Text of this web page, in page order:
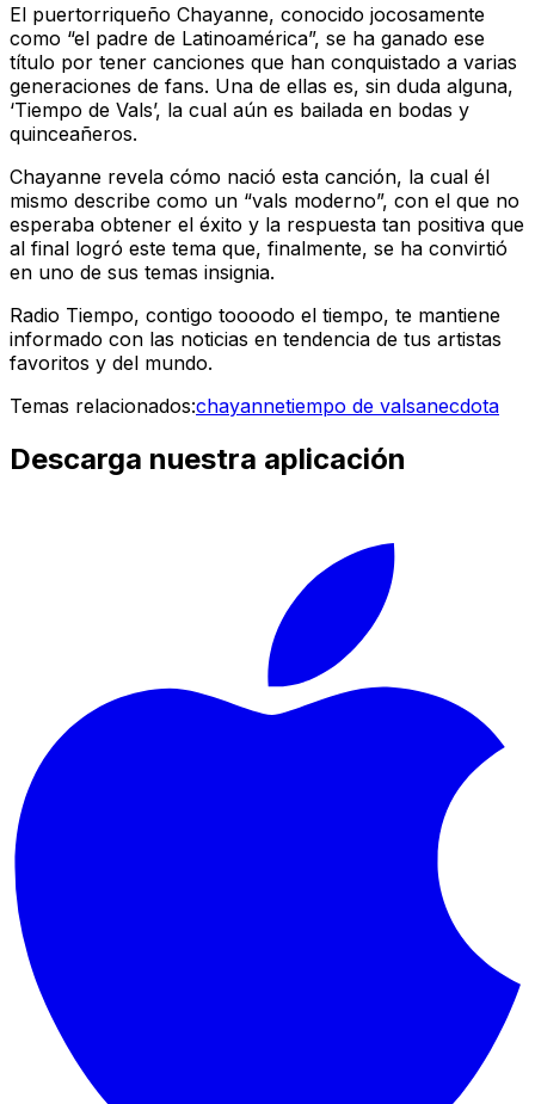
El puertorriqueño Chayanne, conocido jocosamente
como “el padre de Latinoamérica”, se ha ganado ese
título por tener canciones que han conquistado a varias
generaciones de fans. Una de ellas es, sin duda alguna,
‘Tiempo de Vals’, la cual aún es bailada en bodas y
quinceañeros.
Chayanne revela cómo nació esta canción, la cual él
mismo describe como un “vals moderno”, con el que no
esperaba obtener el éxito y la respuesta tan positiva que
al final logró este tema que, finalmente, se ha convirtió
en uno de sus temas insignia.
Radio Tiempo, contigo toooodo el tiempo, te mantiene
informado con las noticias en tendencia de tus artistas
favoritos y del mundo.
Temas relacionados:chayannetiempo de valsanecdota
Descarga nuestra aplicación